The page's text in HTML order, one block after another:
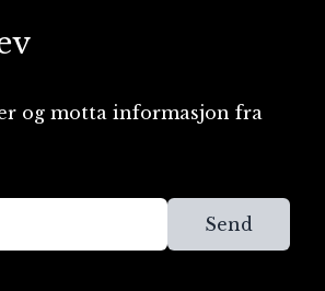
og motta informasjon fra
Send